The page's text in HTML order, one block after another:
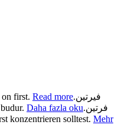
first. Read more.فيرتين
Daha fazla oku.فرتین
konzentrieren solltest. Mehr